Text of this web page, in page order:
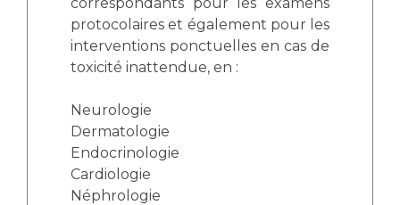
Cancer
Maladies rares
Les pôles d'activité médicale
Anatomie et Cytologie Pathologiques
Adresser un examen au Laboratoire d'Infectiologie
Plateforme d'Expertise Maladies Rares
Presse / Multimédia
protocolaires et également pour les
interventions ponctuelles en cas de
toxicité inattendue, en :
Neurologie
Dermatologie
Endocrinologie
Cardiologie
Néphrologie